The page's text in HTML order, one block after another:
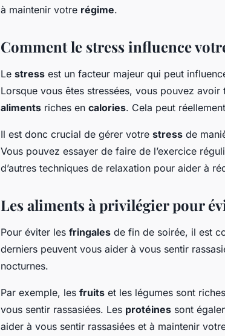
à maintenir votre régime.
Comment le stress influence
Le stress est un facteur majeur qui peut
Lorsque vous êtes stressées, vous pouvez avoir
aliments riches en calories. Cela peut
Il est donc crucial de gérer votre stress de
Vous pouvez essayer de faire de l’exercice
d’autres techniques de relaxation pour aider à
Les aliments à privilégier pour
Pour éviter les fringales de fin de soirée, il est
derniers peuvent vous aider à vous sentir
nocturnes.
Par exemple, les fruits et les légumes sont
vous sentir rassasiées. Les protéines sont
aider à vous sentir rassasiées et à maintenir